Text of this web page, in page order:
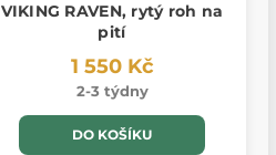
VIKING RAVEN, rytý roh na
pití
1 550 Kč
2-3 týdny
DO KOŠÍKU